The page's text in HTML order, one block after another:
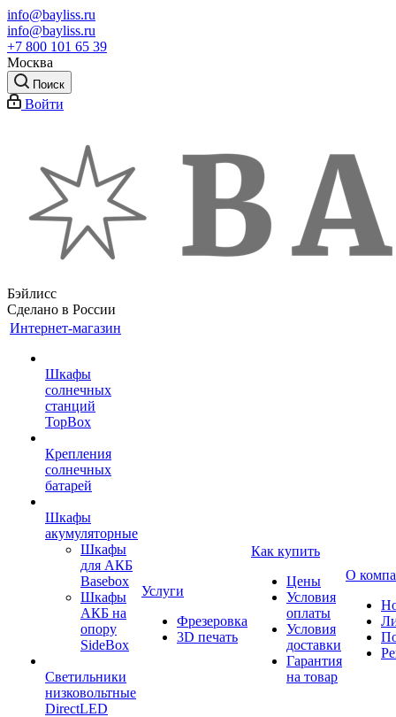
info@bayliss.ru
info@bayliss.ru
+7 800 101 65 39
Москва
Поиск
Войти
Бэйлисс
Сделано в России
Интернет-магазин
Шкафы
солнечных
станций
TopBox
Крепления
солнечных
батарей
Шкафы
акумуляторные
Шкафы
для АКБ
Basebox
Шкафы
АКБ на
опору
SideBox
Светильники
низковольтные
DirectLED
Услуги
Фрезеровка
3D печать
Как купить
Цены
Условия
оплаты
Условия
доставки
Гарантия
на товар
О